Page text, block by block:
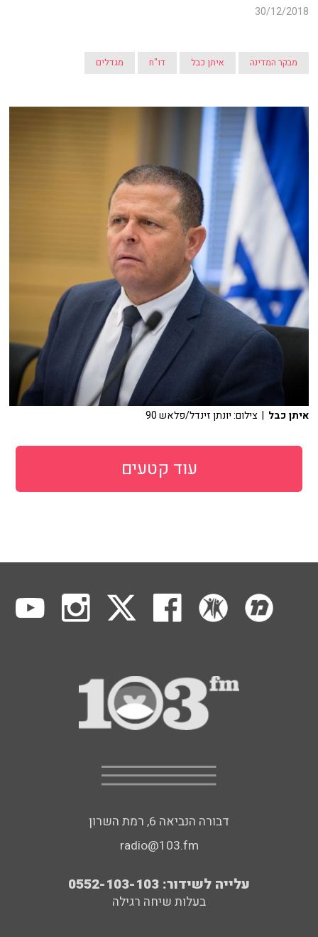
30/12/2018
מבקר המדינה איתן כבל דו"ח מגדלים
איתן כבל | צילום: יונתן זינדל/פלאש 90
עוד קטעים
דבורה הנביאה 6, רמת השרון
radio@103.fm
עלייה לשידור: 0552-103-103
בעלות שיחה רגילה